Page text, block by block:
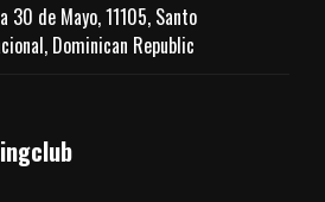
30 de Mayo, 11105, Santo
Dominican Republic